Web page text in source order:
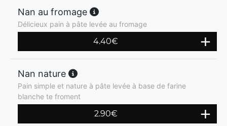
Nan au fromage
Délicieux pain à pâte levée au fromage
4.40€
Nan nature
Pain simple et nature à pâte levée à base de farine
blanche te froment
2.90€